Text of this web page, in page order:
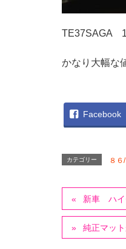
TE37SAGA
かなり大幅な
Facebook
カテゴリー ８６
新車 ハイ
純正マッ